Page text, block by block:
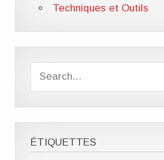
Techniques et Outils
ÉTIQUETTES